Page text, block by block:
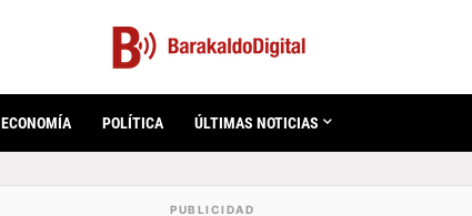
ECONOMÍA POLÍTICA ÚLTIMAS NOTICIAS